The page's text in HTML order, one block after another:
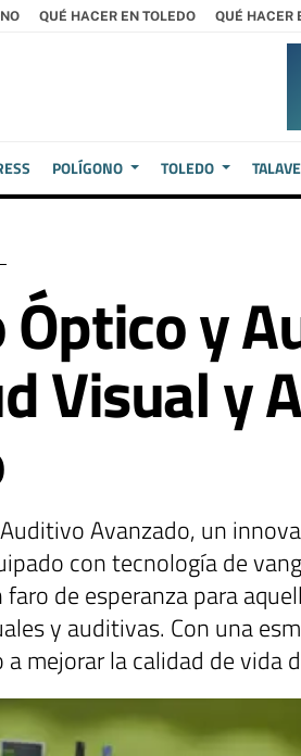
QUÉ HACER EN TOLEDO QUÉ HACER
POLÍGONO TOLEDO
y
Visual y
Avanzado, un
con tecnología de
de esperanza para
y auditivas. Con una
mejorar la calidad de vida